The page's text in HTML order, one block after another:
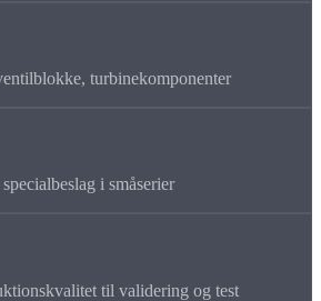
turbinekomponenter
i småserier
til validering og test